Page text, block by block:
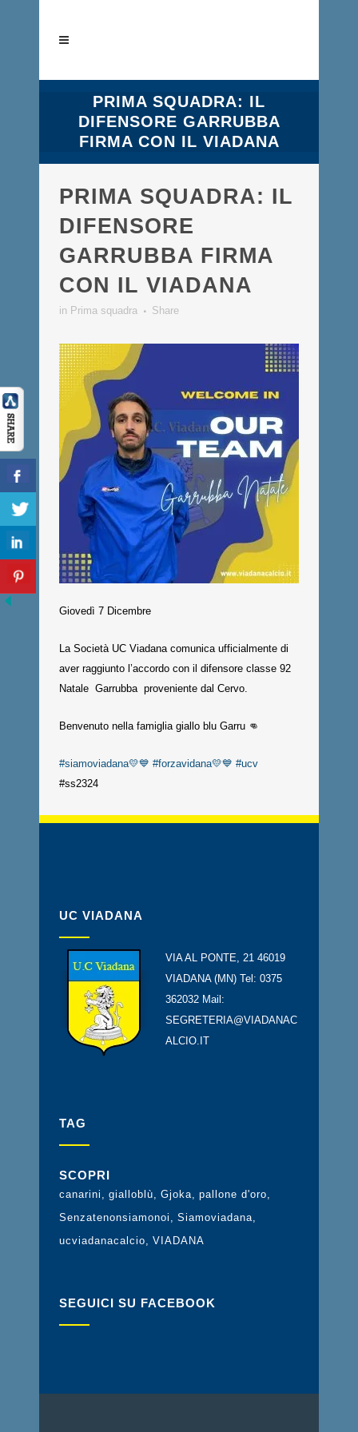
PRIMA SQUADRA: IL
DIFENSORE GARRUBBA
FIRMA CON IL VIADANA
PRIMA SQUADRA: IL
DIFENSORE
GARRUBBA FIRMA
CON IL VIADANA
in Prima squadra Share
Giovedì 7 Dicembre
La Società UC Viadana comunica ufficialmente di
aver raggiunto l’accordo con il difensore classe 92
Natale Garrubba proveniente dal Cervo.
Benvenuto nella famiglia giallo blu Garru 👊
#siamoviadana💛💙 #forzavidana💛💙 #ucv
#ss2324
UC VIADANA
VIA AL PONTE, 21 46019
VIADANA (MN) Tel: 0375
362032 Mail:
SEGRETERIA@VIADANAC
ALCIO.IT
TAG
SCOPRI
canarini gialloblù Gjoka pallone d'oro
Senzatenonsiamonoi
Siamoviadana
ucviadanacalcio
VIADANA
SEGUICI SU FACEBOOK